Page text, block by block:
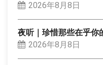
2026年8月8日
夜听｜珍惜那些在乎你
2026年8月8日